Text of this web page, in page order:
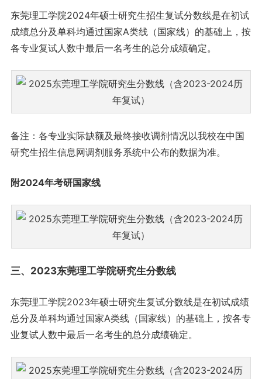
东莞理工学院2024年硕士研究生招生复试分数线是在初试
成绩总分及单科均通过国家A类线（国家线）的基础上，按
各专业复试人数中最后一名考生的总分成绩确定。
备注：各专业实际缺额及最终接收调剂情况以我校在中国
研究生招生信息网调剂服务系统中公布的数据为准。
附2024年考研国家线
三、2023东莞理工学院研究生分数线
东莞理工学院2023年硕士研究生复试分数线是在初试成绩
总分及单科均通过国家A类线（国家线）的基础上，按各专
业复试人数中最后一名考生的总分成绩确定。